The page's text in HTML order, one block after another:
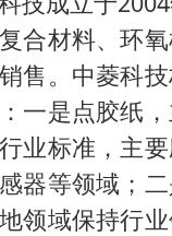
合材料、环
售。中菱科
一是点胶纸
业标准，主
器等领域；
领域保持行